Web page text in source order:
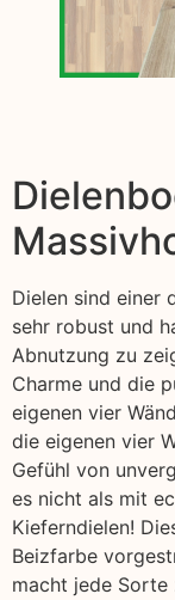
Dielen sind einer
sehr robust und
Abnutzung zu
Charme und die
eigenen vier
die eigenen vier
Gefühl von
es nicht als mit
Kieferndielen!
Beizfarbe
macht jede Sorte